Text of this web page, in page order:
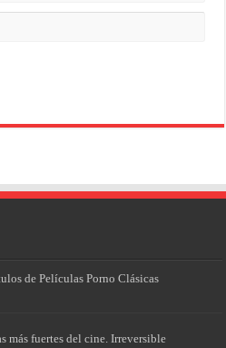
de Películas Porno Clásicas
más fuertes del cine. Irreversible